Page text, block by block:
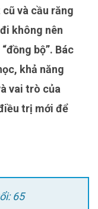
không nên
bộ”. Bác
khả năng
vai trò của
trị mới để
65